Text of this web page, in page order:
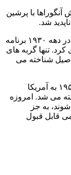
با پرشین‌
شد.
با آگاهی از خطر انقراض نژاد ملی، دولت ترکیه در دهه ۱۹۳۰ برنامه‌
تنها گربه‌ های
اصیل شناخته می‌
بنابراین، وقتی اولین ترکیش آنگوراها در سال ۱۹۵۴ به آمریکا
می‌ شد. امروزه
به جز
قابل قبول